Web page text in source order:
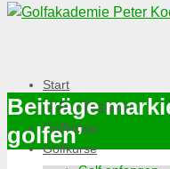
Start
Online-Buchung
Golflehrer
Golfkurse
Beiträge
golfen’